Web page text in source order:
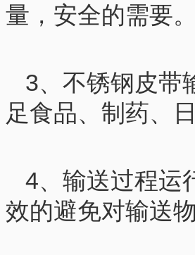
量，安全的需要。
3、不锈钢皮带
足食品、制药、
4、输送过程运
效的避免对输送